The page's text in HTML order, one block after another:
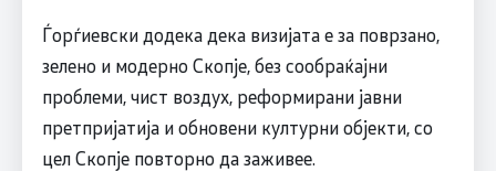
Ѓорѓиевски додека дека визијата е за поврзано,
зелено и модерно Скопје, без сообраќајни
проблеми, чист воздух, реформирани јавни
претпријатија и обновени културни објекти, со
цел Скопје повторно да заживее.